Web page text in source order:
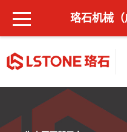
珞石机械（